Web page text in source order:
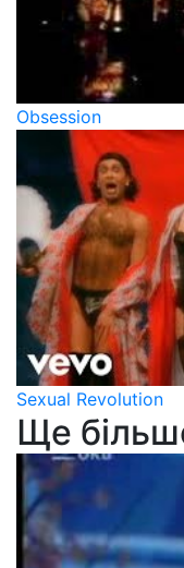
Obsession
Sexual Revolution
Ще